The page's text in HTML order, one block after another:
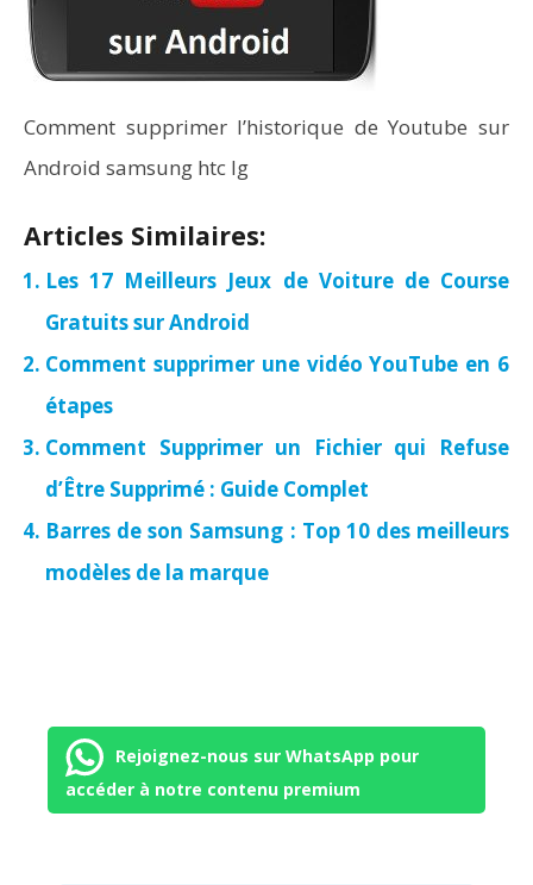
Comment supprimer l’historique de Youtube sur
Android samsung htc lg
Articles Similaires:
Les 17 Meilleurs Jeux de Voiture de Course
Gratuits sur Android
Comment supprimer une vidéo YouTube en 6
étapes
Comment Supprimer un Fichier qui Refuse
d’Être Supprimé : Guide Complet
Barres de son Samsung : Top 10 des meilleurs
modèles de la marque
Rejoignez-nous sur WhatsApp pour
accéder à notre contenu premium